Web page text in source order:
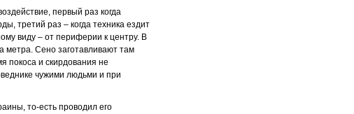
первый раз когда
третий раз – когда техника ездит
виду – от периферии к центру. В
метра. Сено заготавливают там
покоса и скирдования не
чужими людьми и при
то-есть проводил его